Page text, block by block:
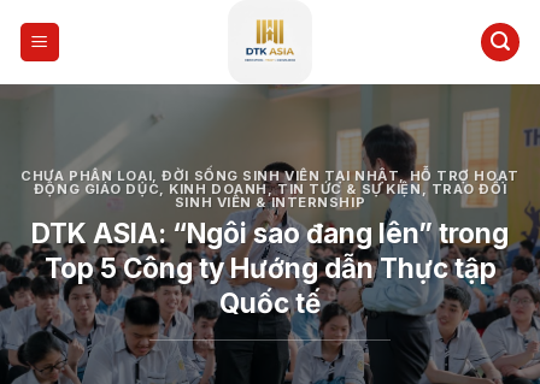
CHƯA PHÂN LOẠI ,ĐỜI SỐNG SINH VIÊN TẠI NHẬT,HỖ TRỢ HOẠT
ĐỘNG GIÁO DỤC KINH DOANH,TIN TỨC & SỰ KIỆN, TRAO ĐỔI
SINH VIÊN & INTERNSHIP
DTK ASIA: “Ngôi sao đang lên” trong
Top 5 Công ty Hướng dẫn Thực tập
Quốc tế